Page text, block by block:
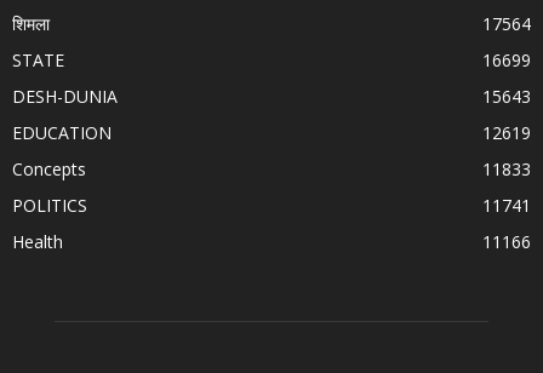
शिमला
17564
STATE
16699
DESH-DUNIA
15643
EDUCATION
12619
Concepts
11833
POLITICS
11741
Health
11166